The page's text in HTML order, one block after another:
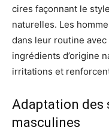
cires façonnant le
naturelles. Les
dans leur routine
ingrédients d’origine
irritations et
Adaptation des
masculines